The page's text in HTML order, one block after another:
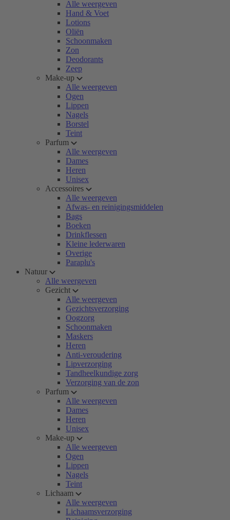
Alle weergeven
Hand & Voet
Lotions
Oliën
Schoonmaken
Zon
Deodorants
Zeep
Make-up
Alle weergeven
Ogen
Lippen
Nagels
Borstel
Teint
Parfum
Alle weergeven
Dames
Heren
Unisex
Accessoires
Alle weergeven
Afwas- en reinigingsmiddelen
Bags
Boeken
Drinkflessen
Kleine lederwaren
Overige
Paraplu's
Natuur
Alle weergeven
Gezicht
Alle weergeven
Gezichtsverzorging
Oogzorg
Schoonmaken
Maskers
Heren
Anti-veroudering
Lipverzorging
Tandheelkundige zorg
Verzorging van de zon
Parfum
Alle weergeven
Dames
Heren
Unisex
Make-up
Alle weergeven
Ogen
Lippen
Nagels
Teint
Lichaam
Alle weergeven
Lichaamsverzorging